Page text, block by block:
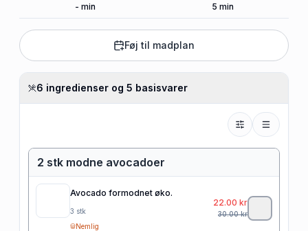
- min
5 min
Føj til madplan
6 ingredienser og 5 basisvarer
2 stk modne avocadoer
Avocado formodnet øko.
3 stk
Nemlig
22.00 kr
30.00kr